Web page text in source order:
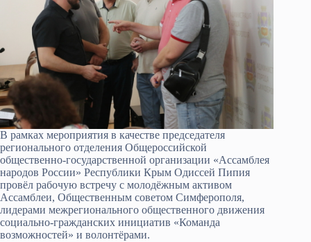
В рамках мероприятия в качестве председателя
регионального отделения Общероссийской
общественно-государственной организации «Ассамблея
народов России» Республики Крым Одиссей Пипия
провёл рабочую встречу с молодёжным активом
Ассамблеи, Общественным советом Симферополя,
лидерами межрегионального общественного движения
социально-гражданских инициатив «Команда
возможностей» и волонтёрами.